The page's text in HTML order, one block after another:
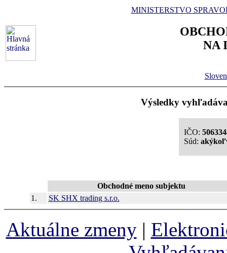
MINISTERSTVO
NA
Výsledky
IČO:
Súd:
Obchodné meno subjektu
1.
SK SHX trading s.r.o.
Aktuálne zmeny|